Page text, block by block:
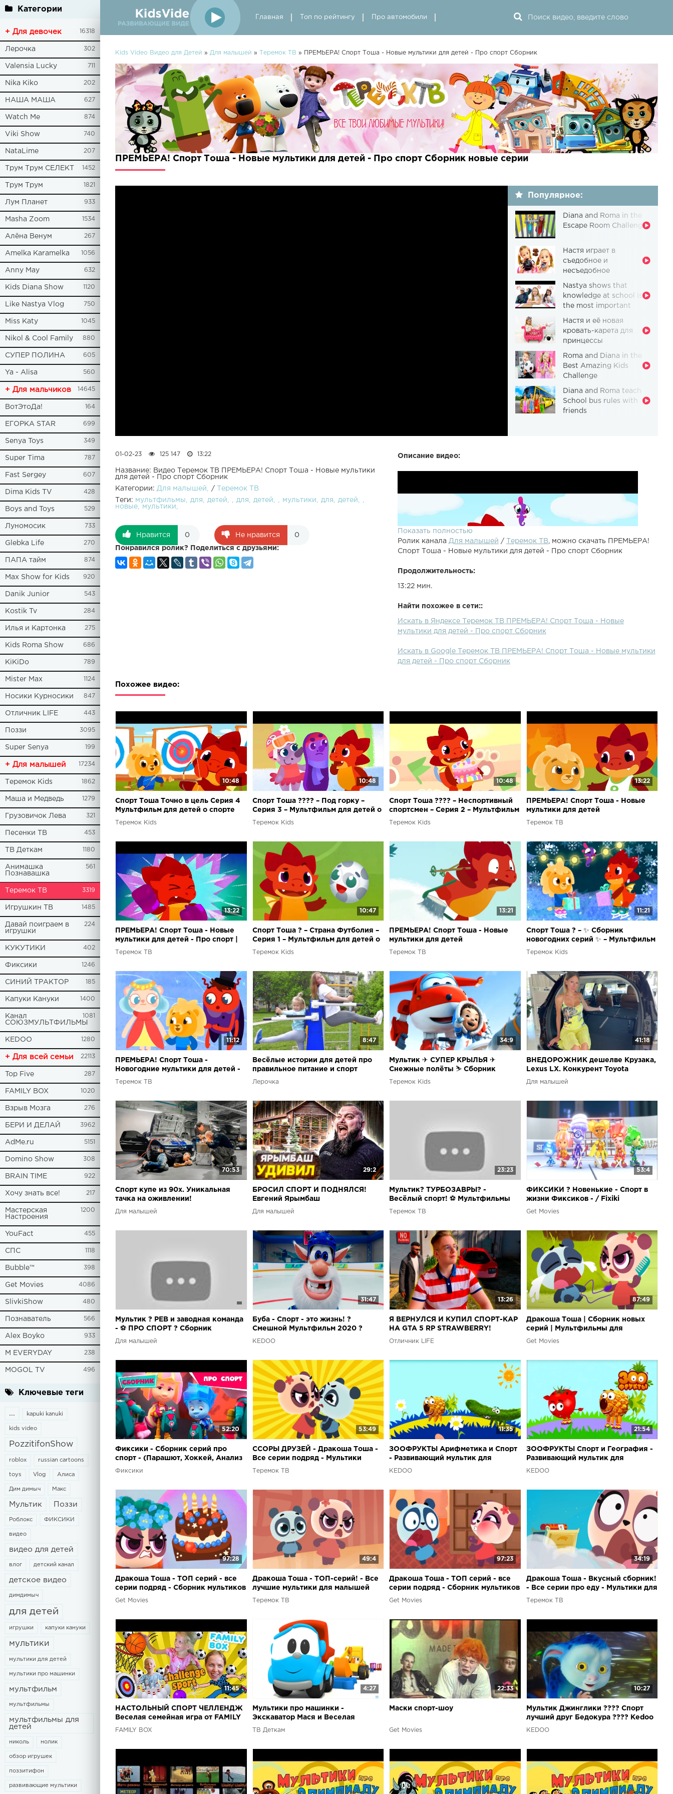
Категории
+ Для девочек 16318
Лерочка 302
Valensia Lucky 711
Nika Kiko 202
НАША МАША 627
Watch Me 874
Viki Show 740
NataLime 207
Трум Трум СЕЛЕКТ 1452
Трум Трум 1821
Лум Планет 933
Masha Zoom 1534
Алёна Венум 267
Amelka Karamelka 1056
Anny May 632
Kids Diana Show 1120
Like Nastya Vlog 750
Miss Katy 1045
Nikol & Cool Family 880
СУПЕР ПОЛИНА 605
Ya - Alisa 560
+ Для мальчиков 14645
ВотЭтоДа! 164
ЕГОРКА STAR 699
Senya Toys 349
Super Tima 787
Fast Sergey 607
Dima Kids TV 428
Boys and Toys 529
Луномосик 733
Glebka Life 270
ПАПА тайм 874
Max Show for Kids 920
Danik Junior 543
Kostik Tv 284
Илья и Картонка 275
Kids Roma Show 686
KiKiDo 789
Mister Max 1124
Носики Курносики 847
Отличник LIFE 443
Поззи 3095
Super Senya 199
+ Для малышей 17234
Теремок Kids 1862
Маша и Медведь 1279
Грузовичок Лева 321
Песенки ТВ 453
ТВ Деткам 1180
Анимашка
Познавашка
561
Теремок ТВ 3319
Игрушкин ТВ 1485
Давай поиграем в
игрушки
224
КУКУТИКИ 402
Фиксики 1246
СИНИЙ ТРАКТОР 185
Капуки Кануки 1400
Канал
СОЮЗМУЛЬТФИЛЬМЫ
1081
KEDOO 1280
+ Для всей семьи 22113
Top Five 287
FAMILY BOX 1020
Взрыв Мозга 276
БЕРИ И ДЕЛАЙ 3962
AdMe.ru 5151
Domino Show 308
BRAIN TIME 922
Хочу знать все! 217
Мастерская
Настроения
1200
YouFact 455
СПС 1118
Bubble™ 398
Get Movies 4086
SlivkiShow 480
Познаватель 566
Alex Boyko 933
M EVERYDAY 238
MOGOL TV 496
Ключевые теги
... kapuki kanuki
kids video
PozzitifonShow
roblox russian cartoons
toys Vlog Алиса
Дим димыч Макс
Мультик Поззи
Роблокс ФИКСИКИ
видео
видео для детей
влог детский канал
детское видео
димдимыч
для детей
игрушки капуки кануки
мультики
мультики для детей
мультики про машинки
мультфильм
мультфильмы
мультфильмы для
детей
николь нолик
обзор игрушек
поззитифон
развивающие мультики
Главная Топ по рейтингу Про автомобили
Kids Video Видео для Детей » Для малышей » Теремок ТВ » ПРЕМЬЕРА! Спорт Тоша - Новые мультики для детей - Про спорт Сборник
ПРЕМЬЕРА! Спорт Тоша - Новые мультики для детей - Про спорт Сборник новые серии
Популярное:
Diana and Roma in the
Escape Room Challenge
Настя играет в
съедобное и
несъедобное
Nastya shows that
knowledge at school is
the most important
Настя и её новая
кровать-карета для
принцессы
Roma and Diana in the
Best Amazing Kids
Challenge
Diana and Roma teach
School bus rules with
friends
Описание видео:
Показать полностью
Ролик канала Для малышей / Теремок ТВ, можно скачать ПРЕМЬЕРА!
Спорт Тоша - Новые мультики для детей - Про спорт Сборник
Продолжительность:
13:22 мин.
Найти похожее в сети::
Искать в Яндексе Теремок ТВ ПРЕМЬЕРА! Спорт Тоша - Новые
мультики для детей - Про спорт Сборник
Искать в Google Теремок ТВ ПРЕМЬЕРА! Спорт Тоша - Новые мультики
для детей - Про спорт Сборник
01-02-23 125 147 13:22
Название: Видео Теремок ТВ ПРЕМЬЕРА! Спорт Тоша - Новые мультики
для детей - Про спорт Сборник
Категории: Для малышей /
Теремок ТВ
Теги: мультфильмы для детей для детей мультики для
детей
новые
мультики
Нравится 0 Не нравится 0
Понравился ролик? Поделиться с друзьями:
Похожее видео:
10:48
Спорт Тоша Точно в цель Серия 4
Мультфильм для детей о спорте
Теремок Kids
10:48
Спорт Тоша ???? – Под горку –
Серия 3 – Мультфильм для детей о
спорте
Теремок Kids
10:48
Спорт Тоша ???? – Неспортивный
спортсмен – Серия 2 – Мультфильм
для детей о спорте
Теремок Kids
13:22
ПРЕМЬЕРА! Спорт Тоша - Новые
мультики для детей
Теремок ТВ
13:22
ПРЕМЬЕРА! Спорт Тоша - Новые
мультики для детей - Про спорт |
Сборник
Теремок ТВ
10:47
Спорт Тоша ? – Страна Футболия –
Серия 1 – Мультфильм для детей о
спорте
Теремок Kids
13:21
ПРЕМЬЕРА! Спорт Тоша - Новые
мультики для детей
Теремок ТВ
11:21
Спорт Тоша ? – ✨ Сборник
новогодних серий ✨ – Мультфильм
для детей о спорте
Теремок Kids
11:12
ПРЕМЬЕРА! Спорт Тоша -
Новогодние мультики для детей -
Новые мультфильмы
Теремок ТВ
8:47
Весёлые истории для детей про
правильное питание и спорт
Лерочка
34:9
Мультик ✈ СУПЕР КРЫЛЬЯ ✈
Снежные полёты ⛷️ Сборник
мультфильмов про зимний спорт ❄️
Теремок Kids
41:18
ВНЕДОРОЖНИК дешелве Крузака,
Lexus LX. Конкурент Toyota
Fortuner Мицубиси Паджеро Спорт.
Для малышей
70:53
Спорт купе из 90х. Уникальная
тачка на оживлении!
Для малышей
29:2
БРОСИЛ СПОРТ И ПОДНЯЛСЯ!
Евгений Ярымбаш
Для малышей
23:23
Мультик? ТУРБОЗАВРЫ? -
Весёлый спорт! ⚽ Мультфильмы
про динозавров и машинки ?
Теремок ТВ
53:4
ФИКСИКИ ? Новенькие - Спорт в
жизни Фиксиков - / Fixiki
Get Movies
Мультик ? РЕВ и заводная команда
- ⚽ ПРО СПОРТ ? Сборник
спортивных серий ?
Для малышей
31:47
Буба - Спорт - это жизнь! ?
Смешной Мультфильм 2020 ?
Kedoo мультики для детей
KEDOO
13:26
Я ВЕРНУЛСЯ И КУПИЛ СПОРТ-КАР
НА GTA 5 RP STRAWBERRY!
Отличник LIFE
87:49
Дракоша Тоша | Сборник новых
серий | Мультфильмы для
детей???
Get Movies
52:20
Фиксики - Сборник серий про
спорт - (Парашют, Хоккей, Анализ
крови, Команда, Шахматы ...) /
Фиксики
53:49
ССОРЫ ДРУЗЕЙ - Дракоша Тоша -
Все серии подряд - Мультики
Теремок ТВ
11:35
ЗООФРУКТЫ Арифметика и Спорт
- Развивающий мультик для
малышей от Kedoo Мультики для
KEDOO
21:54
ЗООФРУКТЫ Спорт и География -
Развивающий мультик для
малышей от Kedoo Мультики для
KEDOO
97:28
Дракоша Тоша - ТОП серий - все
серии подряд - Сборник мультиков
для детей
Get Movies
49:4
Дракоша Тоша - ТОП-серий! - Все
лучшие мультики для малышей
Теремок ТВ
97:23
Дракоша Тоша - ТОП серий - все
серии подряд - Сборник мультиков
для детей
Get Movies
34:19
Дракоша Тоша - Вкусный сборник!
- Все серии про еду - Мультики для
малышей
Теремок ТВ
11:45
НАСТОЛЬНЫЙ СПОРТ ЧЕЛЛЕНДЖ
Веселая семейная игра от FAMILY
BOX Кто выиграет в этой БИТВЕ За
FAMILY BOX
4:27
Мультики про машинки -
Экскаватор Мася и Веселая
карусель. Спорт
ТВ Деткам
22:33
Маски спорт-шоу
Get Movies
10:27
Мультик Джинглики ???? Спорт
лучший друг Бедокура ???? Kedoo
мультики для детей
KEDOO